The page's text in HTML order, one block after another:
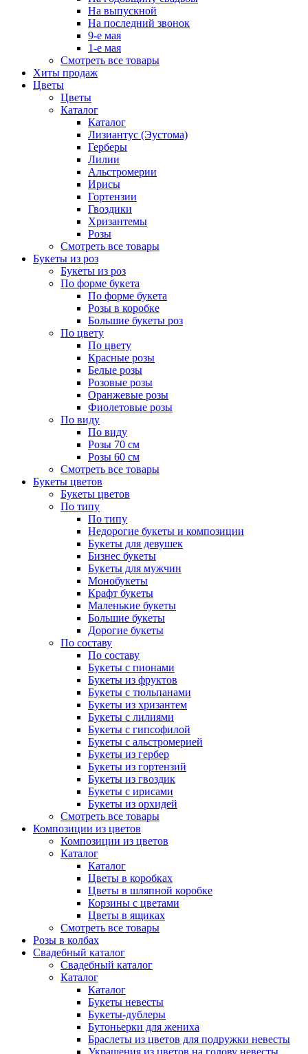
На выпускной
На последний звонок
9-е мая
1-е мая
Смотреть все товары
Хиты продаж
Цветы
Цветы
Каталог
Каталог
Лизиантус (Эустома)
Герберы
Лилии
Альстромерии
Ирисы
Гортензии
Гвоздики
Хризантемы
Розы
Смотреть все товары
Букеты из роз
Букеты из роз
По форме букета
По форме букета
Розы в коробке
Большие букеты роз
По цвету
По цвету
Красные розы
Белые розы
Розовые розы
Оранжевые розы
Фиолетовые розы
По виду
По виду
Розы 70 см
Розы 60 см
Смотреть все товары
Букеты цветов
Букеты цветов
По типу
По типу
Недорогие букеты и композиции
Букеты для девушек
Бизнес букеты
Букеты для мужчин
Монобукеты
Крафт букеты
Маленькие букеты
Большие букеты
Дорогие букеты
По составу
По составу
Букеты с пионами
Букеты из фруктов
Букеты с тюльпанами
Букеты из хризантем
Букеты с лилиями
Букеты с гипсофилой
Букеты с альстромерией
Букеты из гербер
Букеты из гортензий
Букеты из гвоздик
Букеты с ирисами
Букеты из орхидей
Смотреть все товары
Композиции из цветов
Композиции из цветов
Каталог
Каталог
Цветы в коробках
Цветы в шляпной коробке
Корзины с цветами
Цветы в ящиках
Смотреть все товары
Розы в колбах
Свадебный каталог
Свадебный каталог
Каталог
Каталог
Букеты невесты
Букеты-дублеры
Бутоньерки для жениха
Браслеты из цветов для подружки невесты